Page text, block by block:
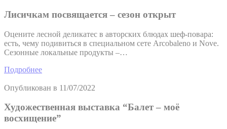
Лисичкам посвящается – сезон открыт
Оцените лесной деликатес в авторских блюдах шеф-повара:
есть, чему подивиться в специальном сете Arcobaleno и Nove.
Сезонные локальные продукты –…
Подробнее
Опубликован в 11/07/2022
Художественная выставка “Балет – моё
восхищение”